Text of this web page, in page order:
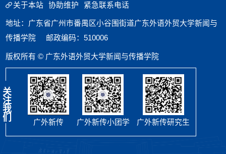
关于本站 协助维护 紧急联系电话
地址：广东省广州市番禺区小谷围街道广东外语外贸大学新闻与
传播学院 邮政编码：510006
版权所有 © 广东外语外贸大学新闻与传播学院
关
注
我
们
广外新传 广外新传小团学 广外新传研究生